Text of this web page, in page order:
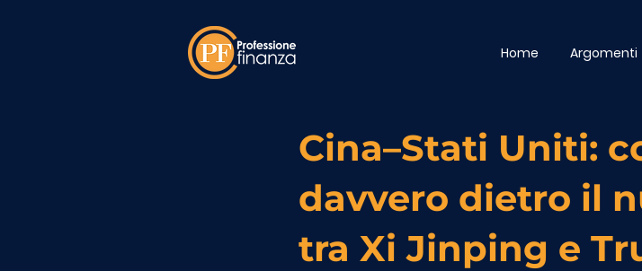
Home Argomenti
Cina–Stati Uniti:
davvero dietro il
tra Xi Jinping e